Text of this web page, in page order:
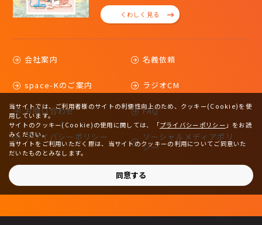
くわしく見る
会社案内 名義依頼
space-Kのご案内 ラジオCM
お問い合わせ FAQ
プライバシーポリシー
ソーシャルメディアポリ
シー
当サイトでは、ご利用者様のサイトの利便性向上のため、クッキー(Cookie)を使
用しています。
サイトのクッキー(Cookie)の使用に関しては、
「プライバシーポリシー 」をお読
みください。
当サイトをご利用いただく際は、当サイトのクッキーの利用についてご同意いた
だいたものとみなします。
同意する